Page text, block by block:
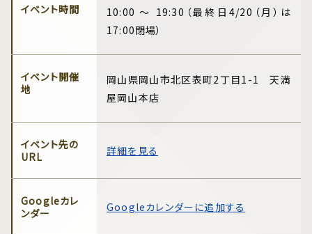
イベント時間
10:00 ～ 19:30（最終日4/20（月）は
17:00閉場）
イベント開催
地
岡山県岡山市北区表町2丁目1-1 天満
屋岡山本店
イベント先の
URL
詳細を見る
Googleカレ
ンダー
Googleカレンダーに追加する